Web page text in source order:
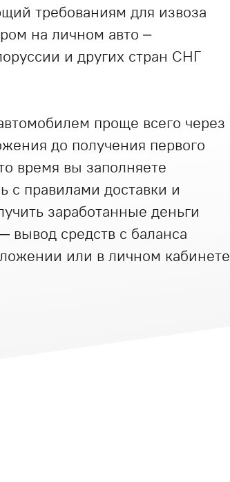
требованиям для извоза
на личном авто –
и других стран СНГ
проще всего через
до получения первого
время вы заполняете
с правилами доставки и
заработанные деньги
вывод средств с баланса
или в личном кабинете